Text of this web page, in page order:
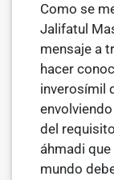
Como se
Jalifatul
mensaje a
hacer
inverosímil
del
áhmadi
mundo